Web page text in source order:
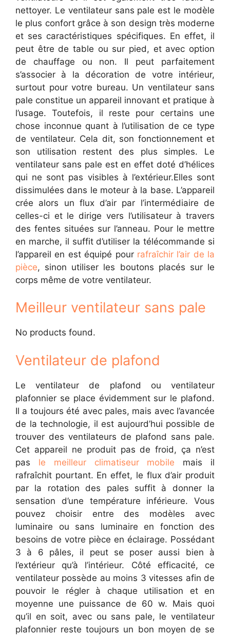
nettoyer. Le ventilateur sans pale est le modèle
le plus confort grâce à son design très moderne
et ses caractéristiques spécifiques. En effet, il
peut être de table ou sur pied, et avec option
de chauffage ou non. Il peut parfaitement
s’associer à la décoration de votre intérieur,
surtout pour votre bureau. Un ventilateur sans
pale constitue un appareil innovant et pratique à
l’usage. Toutefois, il reste pour certains une
chose inconnue quant à l’utilisation de ce type
de ventilateur. Cela dit, son fonctionnement et
son utilisation restent des plus simples. Le
ventilateur sans pale est en effet doté d’hélices
qui ne sont pas visibles à l’extérieur.Elles sont
dissimulées dans le moteur à la base. L’appareil
crée alors un flux d’air par l’intermédiaire de
celles-ci et le dirige vers l’utilisateur à travers
des fentes situées sur l’anneau. Pour le mettre
en marche, il suffit d’utiliser la télécommande si
l’appareil en est équipé pour rafraîchir l’air de la
pièce, sinon utiliser les boutons placés sur le
corps même de votre ventilateur.
Meilleur ventilateur sans pale
No products found.
Ventilateur de plafond
Le ventilateur de plafond ou ventilateur
plafonnier se place évidemment sur le plafond.
Il a toujours été avec pales, mais avec l’avancée
de la technologie, il est aujourd’hui possible de
trouver des ventilateurs de plafond sans pale.
Cet appareil ne produit pas de froid, ça n’est
pas le meilleur climatiseur mobile mais il
rafraîchit pourtant. En effet, le flux d’air produit
par la rotation des pales suffit à donner la
sensation d’une température inférieure. Vous
pouvez choisir entre des modèles avec
luminaire ou sans luminaire en fonction des
besoins de votre pièce en éclairage. Possédant
3 à 6 pâles, il peut se poser aussi bien à
l’extérieur qu’à l’intérieur. Côté efficacité, ce
ventilateur possède au moins 3 vitesses afin de
pouvoir le régler à chaque utilisation et en
moyenne une puissance de 60 w. Mais quoi
qu’il en soit, avec ou sans pale, le ventilateur
plafonnier reste toujours un bon moyen de se